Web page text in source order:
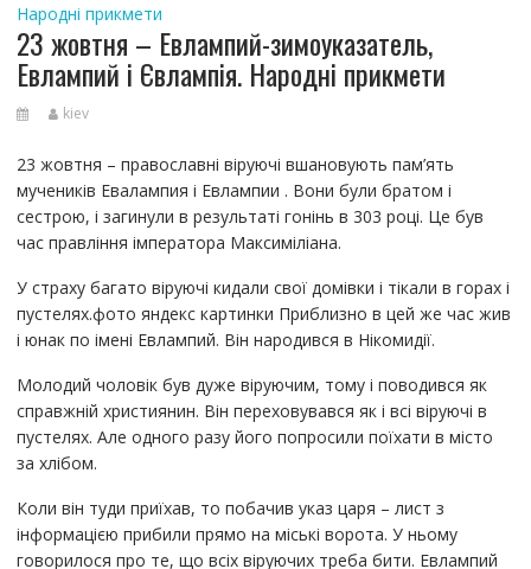
Народні прикмети
23 жовтня – Евлампий-зимоуказатель,
Евлампий і Євлампія. Народні прикмети
kiev
23 жовтня – православні віруючі вшановують пам’ять
мучеників Евалампия і Евлампии . Вони були братом і
сестрою, і загинули в результаті гонінь в 303 році. Це був
час правління імператора Максиміліана.
У страху багато віруючі кидали свої домівки і тікали в горах і
пустелях.фото яндекс картинки Приблизно в цей же час жив
і юнак по імені Евлампий. Він народився в Нікомидії.
Молодий чоловік був дуже віруючим, тому і поводився як
справжній християнин. Він переховувався як і всі віруючі в
пустелях. Але одного разу його попросили поїхати в місто
за хлібом.
Коли він туди приїхав, то побачив указ царя – лист з
інформацією прибили прямо на міські ворота. У ньому
говорилося про те, що всіх віруючих треба бити. Евлампий